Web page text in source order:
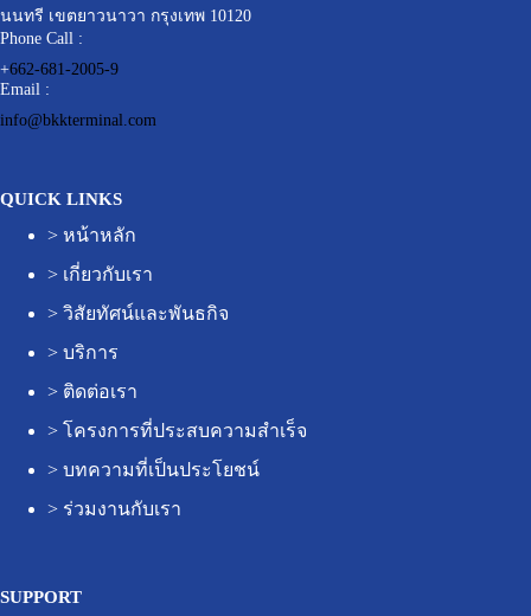
นนทรี เขตยาวนาวา กรุงเทพ 10120
Phone Call :
+662-681-2005-9
Email :
info@bkkterminal.com
QUICK LINKS
> หน้าหลัก
> เกี่ยวกับเรา
> วิสัยทัศน์และพันธกิจ
> บริการ
> ติดต่อเรา
> โครงการที่ประสบความสำเร็จ
> บทความที่เป็นประโยชน์
> ร่วมงานกับเรา
SUPPORT